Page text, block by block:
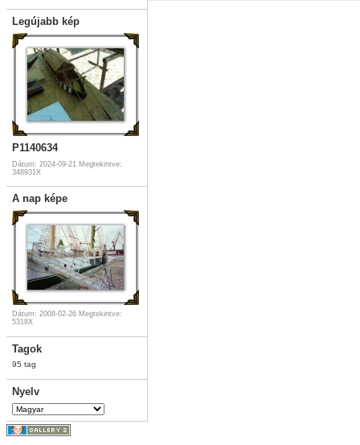
Legújabb kép
P1140634
Dátum: 2024-09-21 Megtekintve:
348931X
A nap képe
Dátum: 2008-02-26 Megtekintve:
5318X
Tagok
95 tag
Nyelv